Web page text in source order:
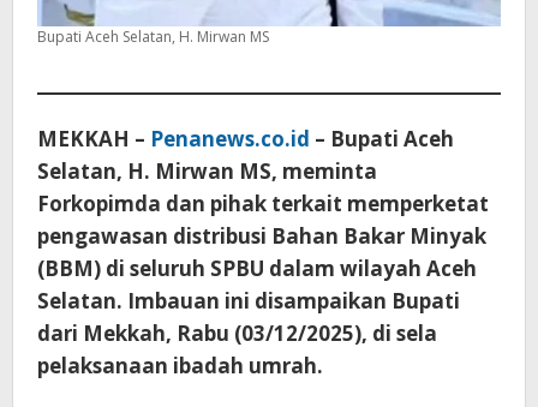
Bupati Aceh Selatan, H. Mirwan MS
MEKKAH – Penanews.co.id – Bupati Aceh
Selatan, H. Mirwan MS, meminta
Forkopimda dan pihak terkait memperketat
pengawasan distribusi Bahan Bakar Minyak
(BBM) di seluruh SPBU dalam wilayah Aceh
Selatan. Imbauan ini disampaikan Bupati
dari Mekkah, Rabu (03/12/2025), di sela
pelaksanaan ibadah umrah.